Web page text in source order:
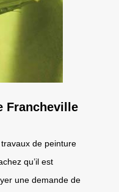
Francheville
de peinture
qu’il est
une demande de